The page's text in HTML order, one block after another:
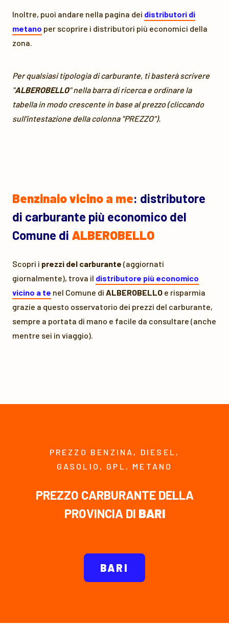
Inoltre, puoi andare nella pagina dei distributori di
metano per scoprire i distributori più economici della
zona.
Per qualsiasi tipologia di carburante, ti basterà scrivere
"ALBEROBELLO" nella barra di ricerca e ordinare la
tabella in modo crescente in base al prezzo (cliccando
sull'intestazione della colonna "PREZZO").
Benzinaio vicino a me: distributore
di carburante più economico del
Comune di ALBEROBELLO
Scopri i prezzi del carburante (aggiornati
giornalmente), trova il distributore più economico
vicino a te nel Comune di ALBEROBELLO e risparmia
grazie a questo osservatorio dei prezzi del carburante,
sempre a portata di mano e facile da consultare (anche
mentre sei in viaggio).
PREZZO BENZINA, DIESEL,
GASOLIO, GPL, METANO
PREZZO CARBURANTE DELLA
PROVINCIA DI BARI
BARI